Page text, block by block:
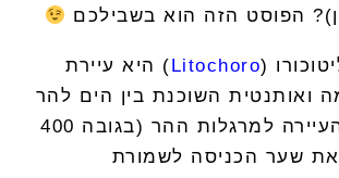
הפוסט הזה הוא בשבילכם
(
Litochoro ) היא עיירת
ואותנטית השוכנת בין הים להר
האולימפוס. העיירה למרגלות ההר (בגובה 400
שער הכניסה לשמורת